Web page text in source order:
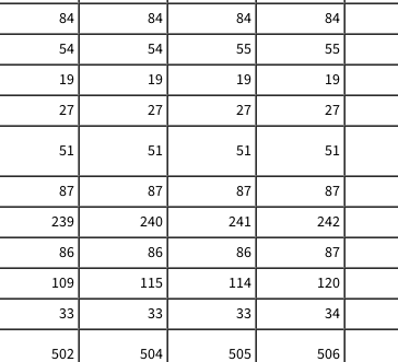
84 84 84
84
54 54 55
55
19 19 19
19
27 27 27
27
51 51 51
51
87 87 87
87
239 240 241
242
86 86 86
87
109 115 114
120
33 33 33
34
502 504 505
506